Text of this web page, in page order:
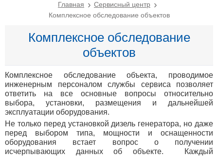
Главная
Сервисный центр
Комплексное обследование объектов
Комплексное обследование
объектов
Комплексное обследование объекта, проводимое
инженерным персоналом службы сервиса позволяет
ответить на все основные вопросы относительно
выбора, установки, размещения и дальнейшей
эксплуатации оборудования.
Не только перед установкой дизель генератора, но даже
перед выбором типа, мощности и оснащенности
оборудования встает вопрос о получении
исчерпывающих данных об объекте. Каждый